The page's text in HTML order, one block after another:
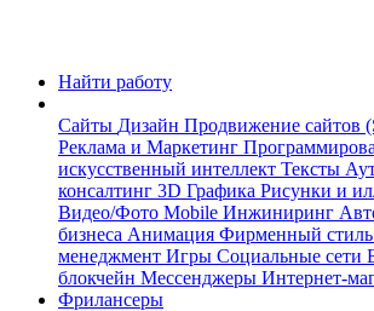
Найти работу
Сайты Дизайн Продвижение сайтов
Реклама и Маркетинг
искусственный интеллект Тексты
консалтинг 3D Графика Рисунки и
Видео/Фото Mobile Инжиниринг
бизнеса Анимация Фирменный стиль
менеджмент Игры Социальные сети
блокчейн Мессенджеры Интернет-
Фрилансеры